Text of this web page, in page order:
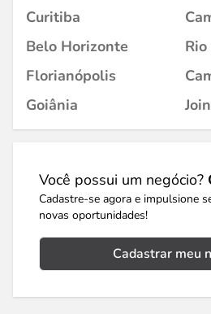
Curitiba
Belo Horizonte
Florianópolis
Goiânia
Você possui um negócio?
Cadastre-se agora e impulsione
novas oportunidades!
Cadastrar meu